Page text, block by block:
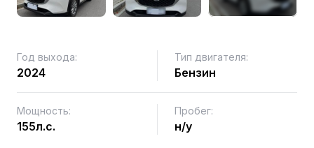
Год выхода:
2024
Тип двигателя:
Бензин
Мощность:
155л.с.
Пробег:
н/у